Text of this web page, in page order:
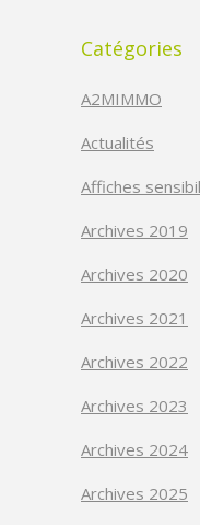
Catégories
A2MIMMO
Actualités
Affiches
Archives 2019
Archives 2020
Archives 2021
Archives 2022
Archives 2023
Archives 2024
Archives 2025